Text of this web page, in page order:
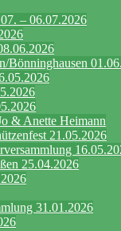
– 06.07.2026
Bönninghausen
& Anette Heimann
21.05.2026
25.04.2026
31.01.2026